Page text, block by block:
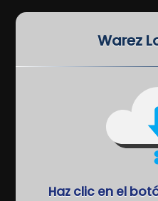
Warez
Haz clic en el